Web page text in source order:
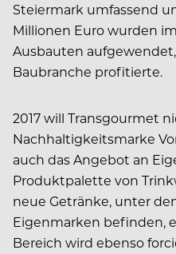
Steiermark umfassend
Millionen Euro wurden
Ausbauten
Baubranche profitierte.
2017 will Transgourmet
Nachhaltigkeitsmarke
auch das Angebot an
Produktpalette von
neue Getränke, unter
Eigenmarken befinden,
Bereich wird ebenso